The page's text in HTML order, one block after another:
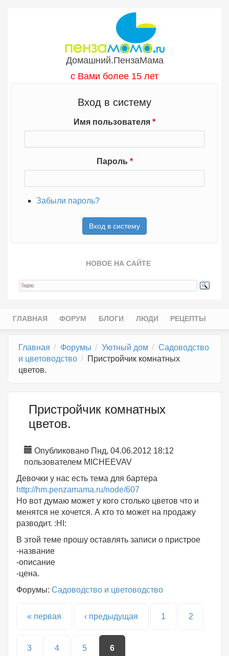
Домашний.ПензаМама
с Вами более 15 лет
Вход в систему
Имя пользователя *
Пароль *
Забыли пароль?
НОВОЕ НА САЙТЕ
Главное меню
ГЛАВНАЯ ФОРУМ БЛОГИ ЛЮДИ РЕЦЕПТЫ
Главная Форумы Уютный дом
Садоводство
и цветоводство
Пристройчик комнатных
цветов.
Пристройчик комнатных
цветов.
Опубликовано Пнд, 04.06.2012 18:12
пользователем MICHEEVAV
Девочки у нас есть тема для бартера
http://hm.penzamama.ru/node/607
Но вот думаю может у кого столько цветов что и
менятся не хочется. А кто то может на продажу
разводит. :HI:
В этой теме прошу оставлять записи о пристрое
-название
-описание
-цена.
Форумы: Садоводство и цветоводство
Страницы
« первая ‹ предыдущая 1 2
3 4 5 6